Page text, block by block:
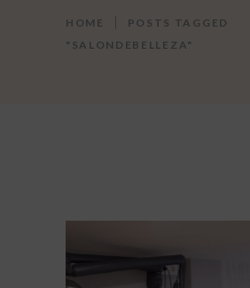
HOME
POSTS TAGGED
"SALONDEBELLEZA"